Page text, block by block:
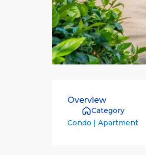
Overview
Category
Condo | Apartment